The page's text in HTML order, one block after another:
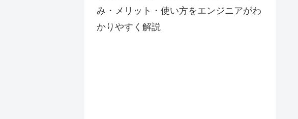
み・メリット・使い方をエンジニアがわ
かりやすく解説